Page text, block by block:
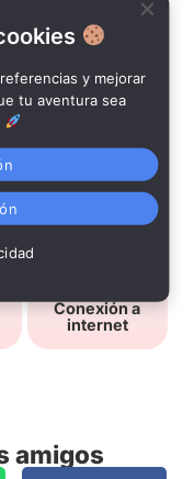
Conexión a
internet
amigos
y mejorar
tu aventura sea